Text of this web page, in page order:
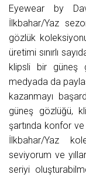
Eyewear by
İlkbahar/Yaz
gözlük
üretimi sınırlı
klipsli bir güneş
medyada da
kazanmayı
güneş gözlüğü,
şartında konfor
İlkbahar/Yaz
seviyorum ve
seriyi